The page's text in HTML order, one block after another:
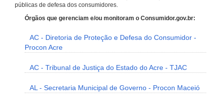
públicas de defesa dos consumidores.
Órgãos que gerenciam e/ou monitoram o Consumidor.gov.br:
AC - Diretoria de Proteção e Defesa do Consumidor -
Procon Acre
AC - Tribunal de Justiça do Estado do Acre - TJAC
AL - Secretaria Municipal de Governo - Procon Maceió